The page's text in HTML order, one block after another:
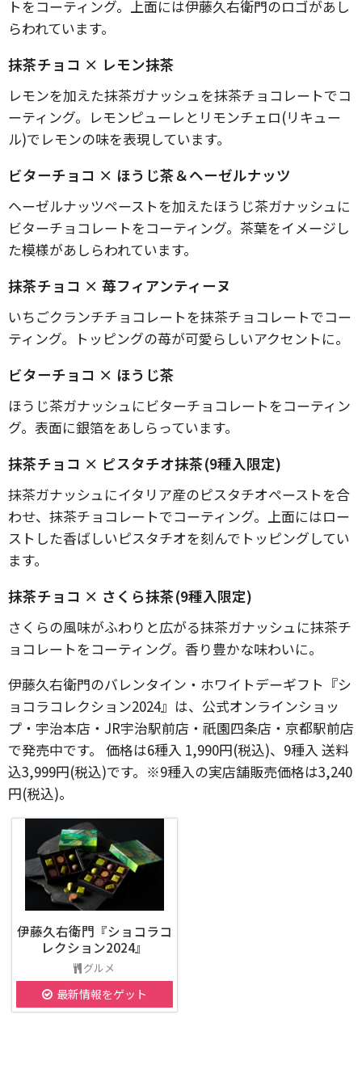
トをコーティング。上面には伊藤久右衛門のロゴがあし
らわれています。
抹茶チョコ × レモン抹茶
レモンを加えた抹茶ガナッシュを抹茶チョコレートでコ
ーティング。レモンピューレとリモンチェロ(リキュー
ル)でレモンの味を表現しています。
ビターチョコ × ほうじ茶＆ヘーゼルナッツ
ヘーゼルナッツペーストを加えたほうじ茶ガナッシュに
ビターチョコレートをコーティング。茶葉をイメージし
た模様があしらわれています。
抹茶チョコ × 苺フィアンティーヌ
いちごクランチチョコレートを抹茶チョコレートでコー
ティング。トッピングの苺が可愛らしいアクセントに。
ビターチョコ × ほうじ茶
ほうじ茶ガナッシュにビターチョコレートをコーティン
グ。表面に銀箔をあしらっています。
抹茶チョコ × ピスタチオ抹茶(9種入限定)
抹茶ガナッシュにイタリア産のピスタチオペーストを合
わせ、抹茶チョコレートでコーティング。上面にはロー
ストした香ばしいピスタチオを刻んでトッピングしてい
ます。
抹茶チョコ × さくら抹茶(9種入限定)
さくらの風味がふわりと広がる抹茶ガナッシュに抹茶チ
ョコレートをコーティング。香り豊かな味わいに。
伊藤久右衛門のバレンタイン・ホワイトデーギフト『シ
ョコラコレクション2024』は、公式オンラインショッ
プ・宇治本店・JR宇治駅前店・祇園四条店・京都駅前店
で発売中です。 価格は6種入 1,990円(税込)、9種入 送料
込3,999円(税込)です。※9種入の実店舗販売価格は3,240
円(税込)。
伊藤久右衛門『ショコラコ
レクション2024』
グルメ
最新情報をゲット